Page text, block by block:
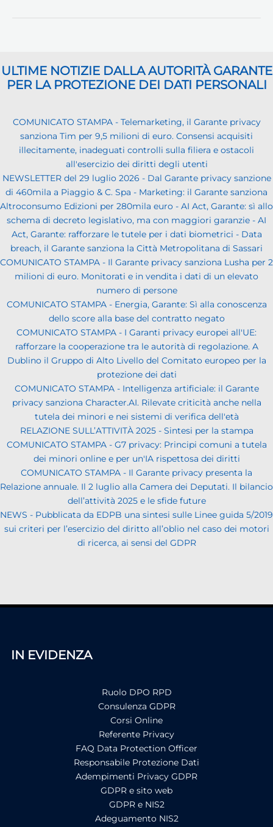
parte
ULTIME NOTIZIE DALLA AUTORITÀ GARANTE
PER LA PROTEZIONE DEI DATI PERSONALI
COMUNICATO STAMPA - Telemarketing, il Garante privacy
sanziona Tim per 9,5 milioni di euro. Consensi acquisiti
illecitamente, inadeguati controlli sulla filiera e ostacoli
all'esercizio dei diritti degli utenti
NEWSLETTER del 29 luglio 2026 - Dal Garante privacy sanzione
di 460mila a Piaggio & C. Spa - Marketing: il Garante sanziona
Altroconsumo Edizioni per 280mila euro - AI Act, Garante: sì allo
schema di decreto legislativo, ma con maggiori garanzie - AI
Act, Garante: rafforzare le tutele per i dati biometrici - Data
breach, il Garante sanziona la Città Metropolitana di Sassari
COMUNICATO STAMPA - Il Garante privacy sanziona Lusha per 2
milioni di euro. Monitorati e in vendita i dati di un elevato
numero di persone
COMUNICATO STAMPA - Energia, Garante: Sì alla conoscenza
dello score alla base del contratto negato
COMUNICATO STAMPA - I Garanti privacy europei all'UE:
rafforzare la cooperazione tra le autorità di regolazione. A
Dublino il Gruppo di Alto Livello del Comitato europeo per la
protezione dei dati
COMUNICATO STAMPA - Intelligenza artificiale: il Garante
privacy sanziona Character.AI. Rilevate criticità anche nella
tutela dei minori e nei sistemi di verifica dell'età
RELAZIONE SULL’ATTIVITÀ 2025 - Sintesi per la stampa
COMUNICATO STAMPA - G7 privacy: Principi comuni a tutela
dei minori online e per un'IA rispettosa dei diritti
COMUNICATO STAMPA - Il Garante privacy presenta la
Relazione annuale. Il 2 luglio alla Camera dei Deputati. Il bilancio
dell’attività 2025 e le sfide future
NEWS - Pubblicata da EDPB una sintesi sulle Linee guida 5/2019
sui criteri per l’esercizio del diritto all’oblio nel caso dei motori
di ricerca, ai sensi del GDPR
IN EVIDENZA
Ruolo DPO RPD
Consulenza GDPR
Corsi Online
Referente Privacy
FAQ Data Protection Officer
Responsabile Protezione Dati
Adempimenti Privacy GDPR
GDPR e sito web
GDPR e NIS2
Adeguamento NIS2